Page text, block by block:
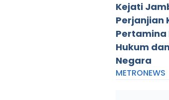
Kejati
Perjanjian
Pertamina
Hukum
Negara
METRONEWS